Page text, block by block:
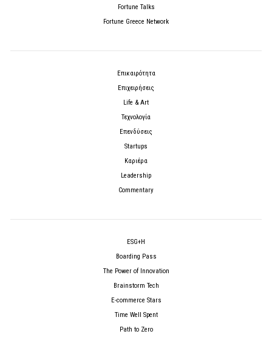
Fortune Talks
Fortune Greece Network
Επικαιρότητα
Επιχειρήσεις
Life & Art
Τεχνολογία
Επενδύσεις
Startups
Καριέρα
Leadership
Commentary
ESG+H
Boarding Pass
The Power of Innovation
Brainstorm Tech
E-commerce Stars
Time Well Spent
Path to Zero